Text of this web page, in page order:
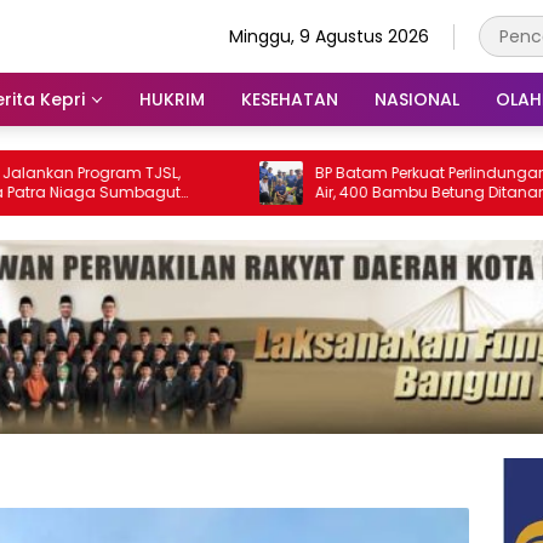
Minggu, 9 Agustus 2026
Kepri HUKRIM KESEHATAN NASIONAL
TJSL,
Sumbagut
ISRA 2026
BP Batam Perkuat Perlindungan Sumber
Air, 400 Bambu Betung Ditanam di
Bendungan Sei Nongsa